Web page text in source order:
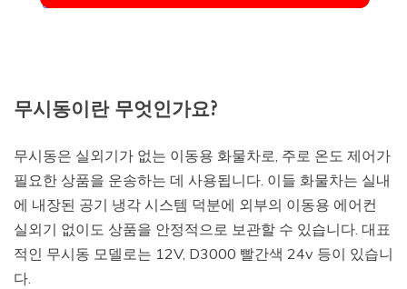
무시동이란 무엇인가요?
무시동은 실외기가 없는 이동용 화물차로, 주로 온도 제어가
필요한 상품을 운송하는 데 사용됩니다. 이들 화물차는 실내
에 내장된 공기 냉각 시스템 덕분에 외부의 이동용 에어컨
실외기 없이도 상품을 안정적으로 보관할 수 있습니다. 대표
적인 무시동 모델로는 12V, D3000 빨간색 24v 등이 있습니
다.